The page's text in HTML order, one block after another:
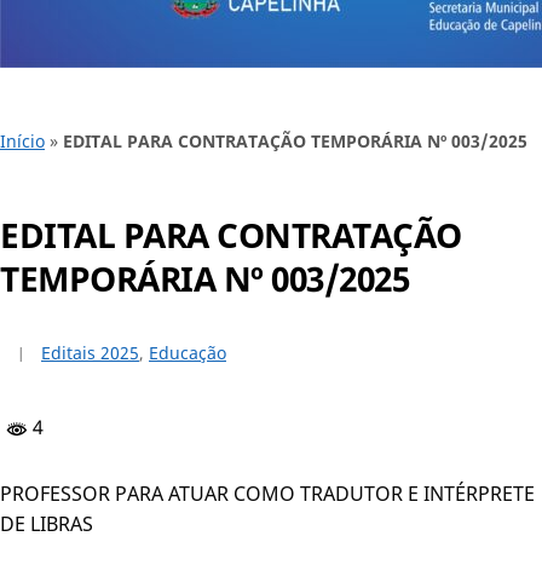
Início » EDITAL PARA CONTRATAÇÃO TEMPORÁRIA Nº 003/2025
EDITAL PARA CONTRATAÇÃO
TEMPORÁRIA Nº 003/2025
Editais 2025, Educação
4
PROFESSOR PARA ATUAR COMO TRADUTOR E INTÉRPRETE
DE LIBRAS